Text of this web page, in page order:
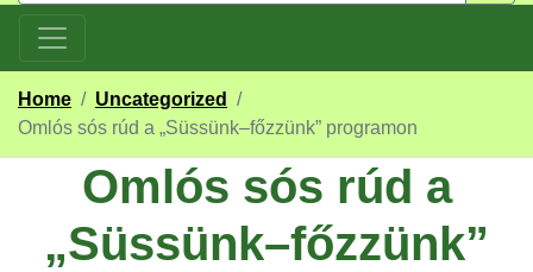
Home / Uncategorized
/
Omlós sós rúd a „Süssünk–főzzünk” programon
Omlós sós rúd a
„Süssünk–főzzünk”